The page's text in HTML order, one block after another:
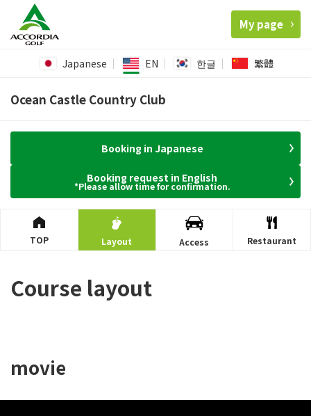
My page
Japanese EN 한글 繁體
Ocean Castle Country Club
Booking in Japanese
Booking request in English
*Please allow time for confirmation.
TOP Layout Access Restaurant
Course layout
movie